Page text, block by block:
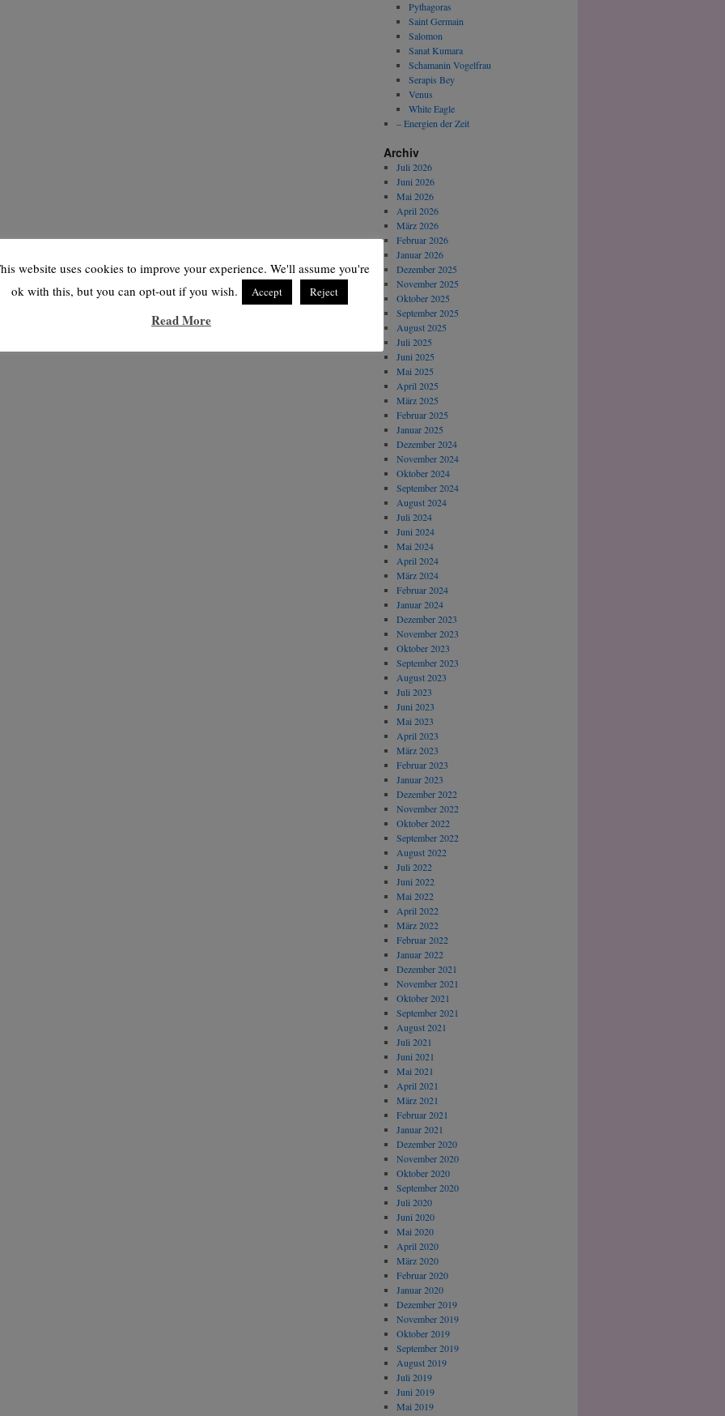
Pythagoras
Saint Germain
Salomon
Sanat Kumara
Schamanin Vogelfrau
Serapis Bey
Venus
White Eagle
– Energien der Zeit
Archiv
Juli 2026
Juni 2026
Mai 2026
April 2026
März 2026
Februar 2026
Januar 2026
Dezember 2025
November 2025
Oktober 2025
September 2025
August 2025
Juli 2025
Juni 2025
Mai 2025
April 2025
März 2025
Februar 2025
Januar 2025
Dezember 2024
November 2024
Oktober 2024
September 2024
August 2024
Juli 2024
Juni 2024
Mai 2024
April 2024
März 2024
Februar 2024
Januar 2024
Dezember 2023
November 2023
Oktober 2023
September 2023
August 2023
Juli 2023
Juni 2023
Mai 2023
April 2023
März 2023
Februar 2023
Januar 2023
Dezember 2022
November 2022
Oktober 2022
September 2022
August 2022
Juli 2022
Juni 2022
Mai 2022
April 2022
März 2022
Februar 2022
Januar 2022
Dezember 2021
November 2021
Oktober 2021
September 2021
August 2021
Juli 2021
Juni 2021
Mai 2021
April 2021
März 2021
Februar 2021
Januar 2021
Dezember 2020
November 2020
Oktober 2020
September 2020
Juli 2020
Juni 2020
Mai 2020
April 2020
März 2020
Februar 2020
Januar 2020
Dezember 2019
November 2019
Oktober 2019
September 2019
August 2019
Juli 2019
Juni 2019
Mai 2019
website uses cookies to improve your experience. We'll assume you're
ok with this, but you can opt-out if you wish.
Accept Reject
Read More